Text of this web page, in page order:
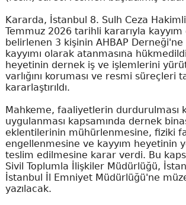
Kararda, İstanbul 8. Sulh Ceza
Temmuz 2026 tarihli kararıyla
belirlenen 3 kişinin AHBAP
kayyımı olarak atanmasına
heyetinin dernek iş ve işlemlerini
varlığını koruması ve resmi süreçleri
kararlaştırıldı.
Mahkeme, faaliyetlerin durdurulması
uygulanması kapsamında dernek
eklentilerinin mühürlenmesine, fiziki
engellenmesine ve kayyım heyetinin
teslim edilmesine karar verdi. Bu
Sivil Toplumla İlişkiler Müdürlüğü,
İstanbul İl Emniyet Müdürlüğü'ne
yazılacak.